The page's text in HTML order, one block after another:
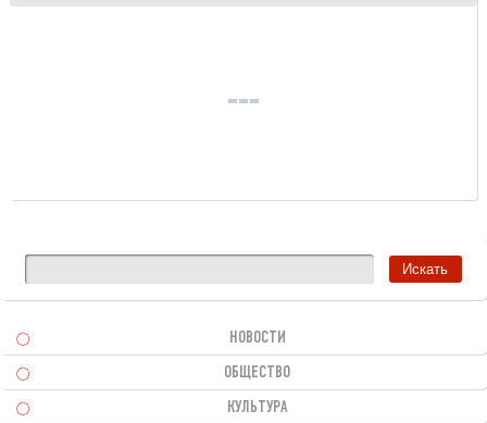
НОВОСТИ
ОБЩЕСТВО
КУЛЬТУРА